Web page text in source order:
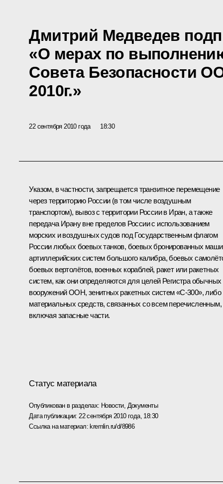
Дмитрий Медведев
«О мерах по
Совета Безопасности
2010г.»
22 сентября 2010 года 18:30
Указом, в частности, запрещается транзитное перемещение
через территорию России (в том числе воздушным
транспортом), вывоз с территории России в Иран, а также
передача Ирану вне пределов России с использованием
морских и воздушных судов под Государственным флагом
России любых боевых танков, боевых бронированных
артиллерийских систем большого калибра, боевых
боевых вертолётов, военных кораблей, ракет или ракетных
систем, как они определяются для целей Регистра обычных
вооружений ООН, зенитных ракетных систем «С-300», либо
материальных средств, связанных со всем перечисленным,
включая запасные части.
Статус материала
Опубликован в разделах: Новости, Документы
Дата публикации: 22 сентября 2010 года, 18:30
Ссылка на материал:kremlin.ru/d/8986